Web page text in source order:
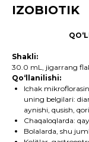
IZOBIOTIK
Shakli:
30.0 mL, jigarrang
Qo‘llanilishi:
Ichak
uning belgilari:
aynishi, qusish,
Chaqaloqlarda:
Bolalarda, shu